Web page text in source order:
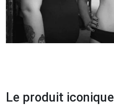
Le produit iconique